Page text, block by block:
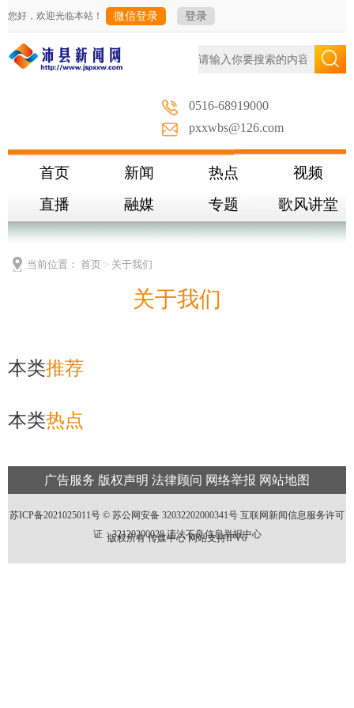
您好，欢迎光临本站！ 微信登录 登录
0516-68919000
pxxwbs@126.com
首页 新闻 热点
视频
直播
融媒 专题 歌风讲堂
当前位置： 首页 > 关于我们
关于我们
本类推荐
本类热点
广告服务 版权声明 法律顾问 网络举报 网站地图
苏ICP备2021025011号 © 苏公网安备 32032202000341号 互联网新闻信息服务许可
证：32120200028 违法不良信息举报中心
版权所有 传媒中心 网站支持IPV6